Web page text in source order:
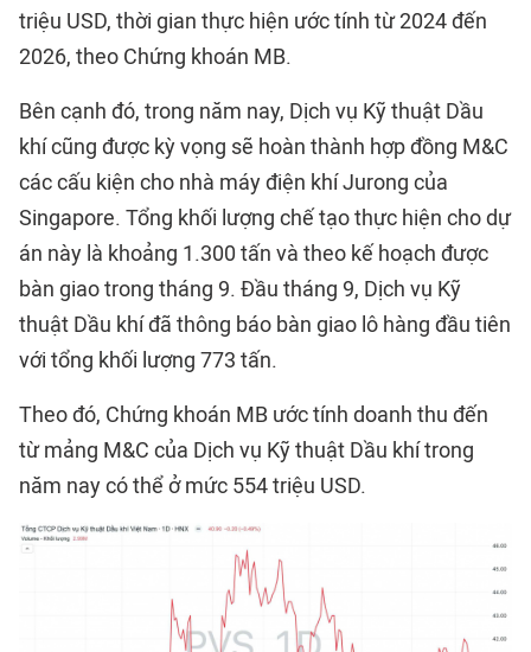
triệu USD, thời gian thực hiện ước tính từ 2024 đến
2026, theo Chứng khoán MB.
Bên cạnh đó, trong năm nay, Dịch vụ Kỹ thuật Dầu
khí cũng được kỳ vọng sẽ hoàn thành hợp đồng M&C
các cấu kiện cho nhà máy điện khí Jurong của
Singapore. Tổng khối lượng chế tạo thực hiện cho dự
án này là khoảng 1.300 tấn và theo kế hoạch được
bàn giao trong tháng 9. Đầu tháng 9, Dịch vụ Kỹ
thuật Dầu khí đã thông báo bàn giao lô hàng đầu tiên
với tổng khối lượng 773 tấn.
Theo đó, Chứng khoán MB ước tính doanh thu đến
từ mảng M&C của Dịch vụ Kỹ thuật Dầu khí trong
năm nay có thể ở mức 554 triệu USD.